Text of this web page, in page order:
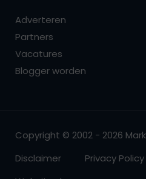
Adverteren
Partners
Vacatures
Blogger worden
Copyright © 2002 - 2026
Disclaimer
Privacy Policy